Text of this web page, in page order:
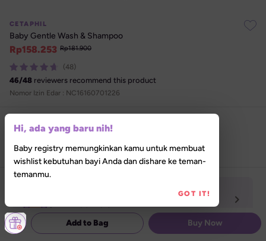
CETAPHIL
Baby Gentle Wash & Shampoo
Rp158.253 Rp181.900
(48)
46/48 reviewers recommend this product
Nomor Izin Edar : NC16160701226
Store terdekat darimu
Add to Bag Buy Now
Hi, ada yang baru nih!
Baby registry memungkinkan kamu untuk membuat
wishlist kebutuhan bayi Anda dan dishare ke teman-
temanmu.
GOT IT!